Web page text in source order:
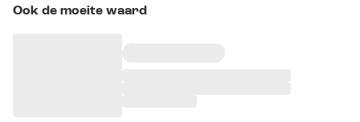
Ook de moeite waard